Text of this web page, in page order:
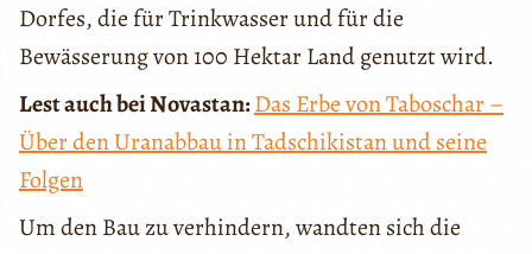
Dorfes, die für Trinkwasser und für die
Bewässerung von 100 Hektar Land genutzt wird.
Lest auch bei Novastan:Das Erbe von Taboschar –
Über den Uranabbau in Tadschikistan und seine
Folgen
Um den Bau zu verhindern, wandten sich die